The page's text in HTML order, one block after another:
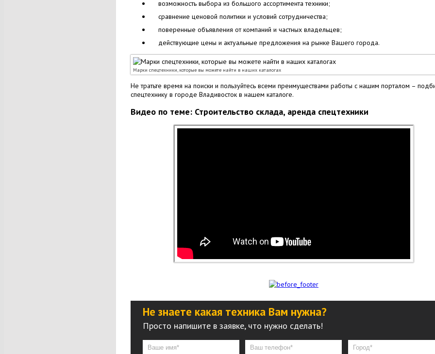
возможность выбора из большого ассортимента техники;
сравнение ценовой политики и условий сотрудничества;
поверенные объявления от компаний и частных владельцев;
действующие цены и актуальные предложения на рынке Вашего города.
Марки спецтехники, которые вы можете найти в наших каталогах
Не тратьте время на поиски и пользуйтесь всеми преимуществами работы с нашим порталом –
спецтехнику в городе Владивосток в нашем каталоге.
Видео по теме: Строительство склада, аренда спецтехники
Не знаете какая техника Вам нужна?
Просто напишите в заявке, что нужно сделать!